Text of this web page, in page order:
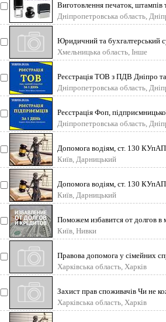
Виготовлення печаток, штампів
невід’ємн
Дніпропетровська область,
Юридичний та бухгалтерський
бізне
Хмельницька область, Інше
Реєстрація ТОВ з ПДВ Дніпро та
Дніпропетровська область,
Реєстрація Фоп,
Фізичної
Дніпропетровська область,
Допомога водіям, ст. 130
адміністративним
Київ, Дарницький
Допомога водіям, ст. 130
адміністративним
Київ, Дарницький
Поможем избавится от долгов в
бесплатно.
Київ, Нивки
Правова допомога у сімейних
Попередн
Харківська область, Харків
Захист прав споживачів Чи не
продавал
Харківська область, Харків